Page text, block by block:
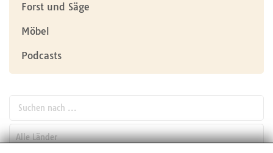
Forst und Säge
Möbel
Podcasts